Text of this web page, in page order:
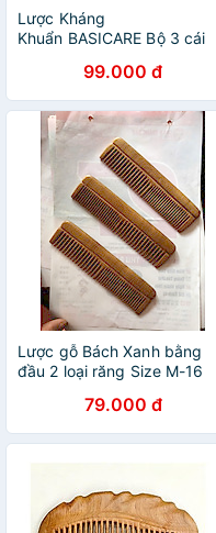
Lược Kháng
Khuẩn BASICARE Bộ 3 cái
99.000 đ
Lược gỗ Bách Xanh bằng
đầu 2 loại răng Size M-16
79.000 đ